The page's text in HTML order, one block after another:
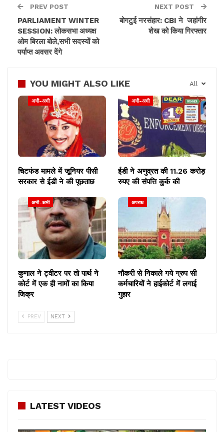
कार्यकाल के दौरान नियुक्तियों में भ्रष्टाचार के आरोप सामने आए
थे। माणिक के मामले में पार्थ शामिल होगा या नहीं।
PREV POST
PARLIAMENT WINTER
SESSION: लोकसभा अध्यक्ष
ओम बिरला बोले,सभी सदस्यों को
पर्याप्त अवसर देंगे
NEXT POST
बोगटुई नरसंहार: CBI ने जहांगीर
शेख को किया गिरफ्तार
All
YOU MIGHT ALSO LIKE
अभी-अभी
चिटफंड मामले में जूनियर पीसी
सरकार से ईडी ने की पूछताछ
अभी-अभी
ईडी ने अणुव्रत की 11.26 करोड़
रुपए की संपत्ति कुर्क की
अभी-अभी
कुणाल ने ट्वीटर पर तो पार्थ ने
कोर्ट में एक ही नामों का किया
जिक्र
अपराध
नौकरी से निकाले गये ग्रुप सी
कर्मचारियों ने हाईकोर्ट में लगाई
गुहार
PREV NEXT
LATEST VIDEOS